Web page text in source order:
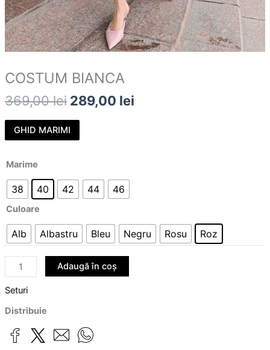
COSTUM BIANCA
369,00lei 289,00 lei
GHID MARIMI
Marime
38 40 42 44 46
Culoare
Alb Albastru Bleu Negru Rosu Roz
Adaugă în coș
Seturi
Distribuie